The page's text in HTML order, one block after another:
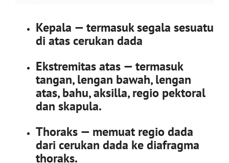
Kepala — termasuk segala sesuatu
di atas cerukan dada
Ekstremitas atas — termasuk
tangan, lengan bawah, lengan
atas, bahu, aksilla, regio pektoral
dan skapula.
Thoraks — memuat regio dada
dari cerukan dada ke diafragma
thoraks.